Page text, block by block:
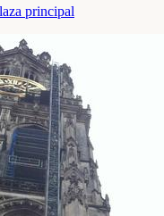
principal